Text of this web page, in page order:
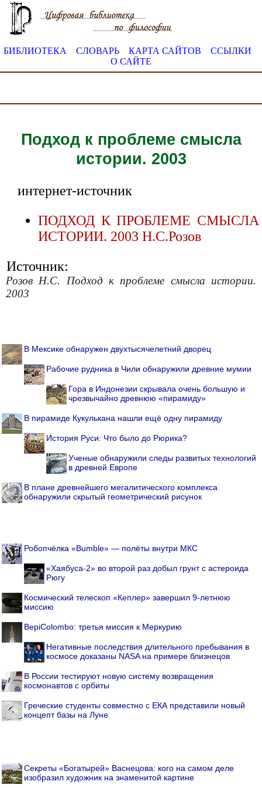
БИБЛИОТЕКА СЛОВАРЬ КАРТА САЙТОВ
ССЫЛКИ
О САЙТЕ
Подход к проблеме смысла
истории. 2003
интернет-источник
ПОДХОД К ПРОБЛЕМЕ СМЫСЛА
ИСТОРИИ. 2003 Н.С.Розов
Источник:
Розов Н.С. Подход к проблеме смысла истории.
2003
В Мексике обнаружен двухтысячелетний дворец
Рабочие рудника в Чили обнаружили древние мумии
Гора в Индонезии скрывала очень большую и
чрезвычайно древнюю «пирамиду»
В пирамиде Кукулькана нашли ещё одну пирамиду
История Руси: Что было до Рюрика?
Ученые обнаружили следы развитых технологий
в древней Европе
В плане древнейшего мегалитического комплекса
обнаружили скрытый геометрический рисунок
Робопчёлка «Bumble» — полёты внутри МКС
«Хаябуса-2» во второй раз добыл грунт с астероида
Рюгу
Космический телескоп «Кеплер» завершил 9-летнюю
миссию
BepiColombo: третья миссия к Меркурию
Негативные последствия длительного пребывания в
космосе доказаны NASA на примере близнецов
В России тестируют новую систему возвращения
космонавтов с орбиты
Греческие студенты совместно с ЕКА представили новый
концепт базы на Луне
Секреты «Богатырей» Васнецова: кого на самом деле
изобразил художник на знаменитой картине